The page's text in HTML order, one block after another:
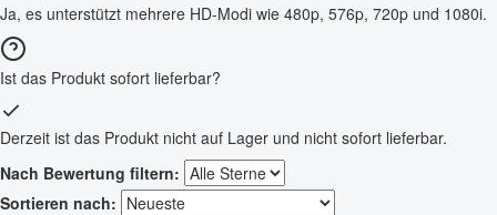
Ja, es unterstützt mehrere HD-Modi wie 480p, 576p, 720p und 1080i.
Ist das Produkt sofort lieferbar?
Derzeit ist das Produkt nicht auf Lager und nicht sofort lieferbar.
Nach Bewertung filtern:
Sortieren nach: